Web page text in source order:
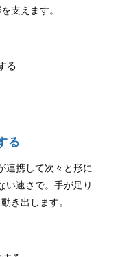
支えます。
る
連携して次々と形に
い速さで。手が足り
き出します。